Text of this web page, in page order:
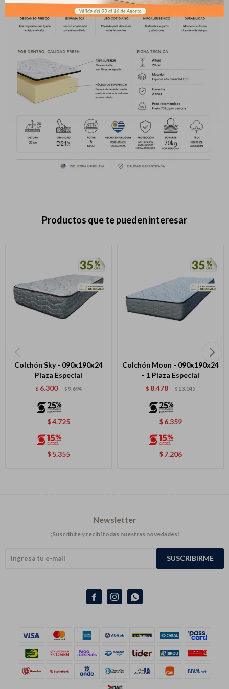
Productos que te pueden interesar
Colchón Sky - 090x190x24
Plaza Especial
$ 6.300 $9.694
$4.725
$ 5.355
Colchón Moon - 090x190x24
- 1 Plaza Especial
$ 8.478 $13.045
$ 6.359
$ 7.206
  
Newsletter
¡Suscribite y recibí todas nuestras novedades!
SUSCRIBIRME
Día Mes Año
pago
* sujeto a aprobación crediticia. El monto disponible
puede variar por comercio